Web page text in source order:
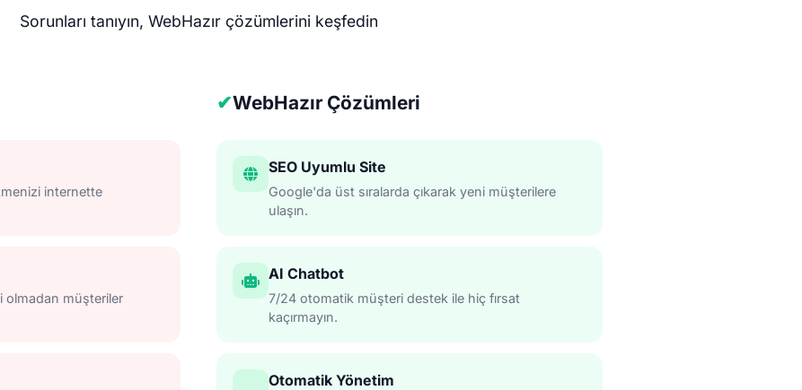
Sorunları tanıyın, WebHazır çözümlerini keşfedin
internette
olmadan müşteriler
✔WebHazır Çözümleri
SEO Uyumlu Site
Google'da üst sıralarda çıkarak yeni müşterilere
ulaşın.
AI Chatbot
7/24 otomatik müşteri destek ile hiç fırsat
kaçırmayın.
Otomatik Yönetim